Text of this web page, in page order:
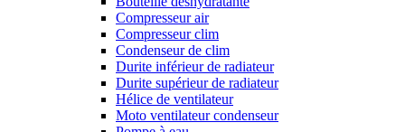
Compresseur air
Compresseur clim
Condenseur de clim
Durite inférieur de radiateur
Durite supérieur de radiateur
Hélice de ventilateur
Moto ventilateur condenseur